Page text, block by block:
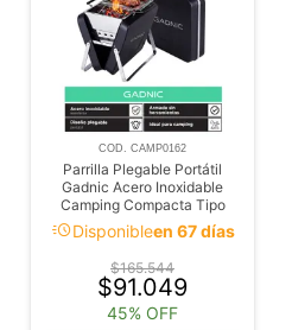
COD. CAMP0162
Parrilla Plegable Portátil
Gadnic Acero Inoxidable
Camping Compacta Tipo
Valija
acuteDisponibleen 67 días
$165.544
$91.049
45% OFF